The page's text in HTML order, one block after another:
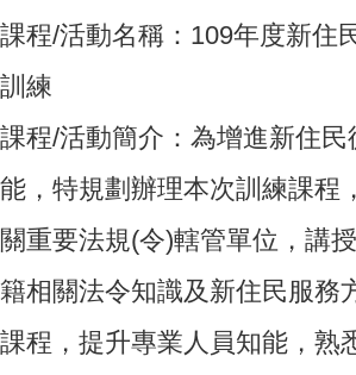
課程/活動名稱：109年度新住
訓練
課程/活動簡介：為增進新住民
能，特規劃辦理本次訓練課程
關重要法規(令)轄管單位，講
籍相關法令知識及新住民服務
課程，提升專業人員知能，熟